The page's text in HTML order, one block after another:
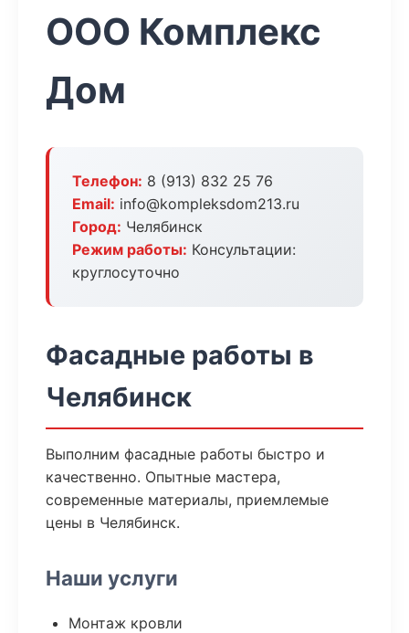
ООО Комплекс
Дом
Телефон: 8 (913) 832 25 76
Email: info@kompleksdom213.ru
Город: Челябинск
Режим работы: Консультации:
круглосуточно
Фасадные работы в
Челябинск
Выполним фасадные работы быстро и
качественно. Опытные мастера,
современные материалы, приемлемые
цены в Челябинск.
Наши услуги
Монтаж кровли